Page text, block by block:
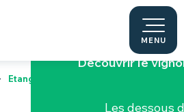
MENU
Terres de Muscadet
Découvrir le
Les dessous
Etang des Tuileries